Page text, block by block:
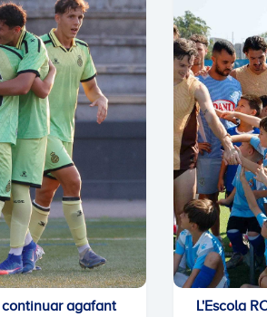
agafant
L'Escola